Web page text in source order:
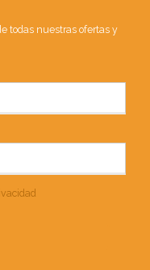
todas nuestras ofertas y